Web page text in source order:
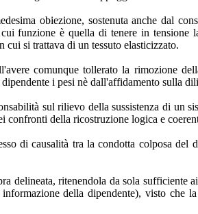
obiezione, sostenuta anche dal
funzione è quella di tenere in tensione
cui si trattava di un tessuto elasticizzato.
comunque tollerato la rimozione
i pesi nè dall'affidamento sulla
sul rilievo della sussistenza di un
della ricostruzione logica e
di causalità tra la condotta colposa
delineata, ritenendola da sola
della dipendente), visto che